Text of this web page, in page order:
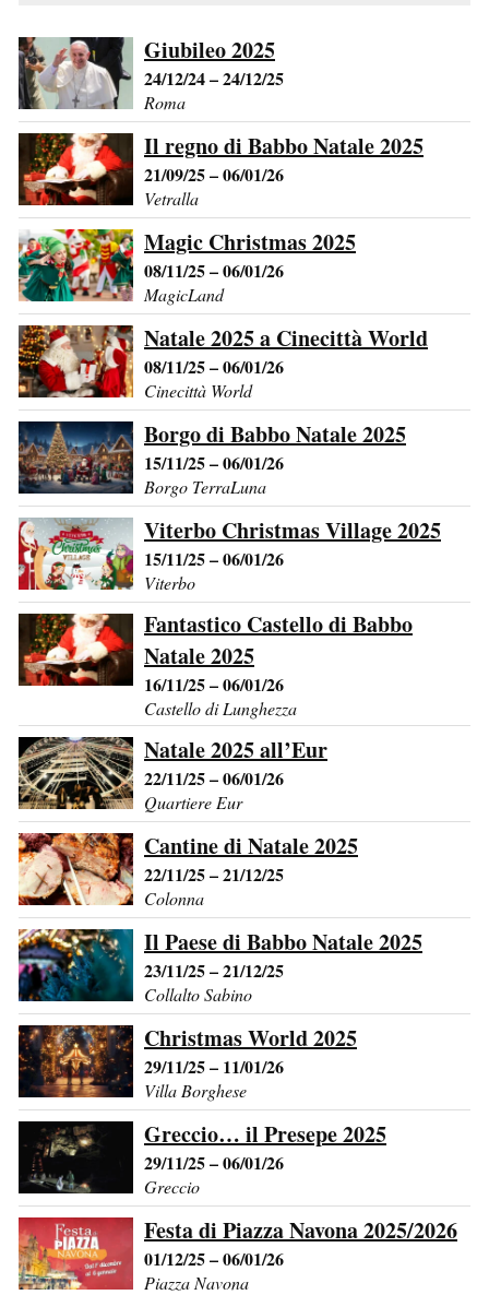
Giubileo 2025
24/12/24 – 24/12/25
Roma
Il regno di Babbo Natale 2025
21/09/25 – 06/01/26
Vetralla
Magic Christmas 2025
08/11/25 – 06/01/26
MagicLand
Natale 2025 a Cinecittà World
08/11/25 – 06/01/26
Cinecittà World
Borgo di Babbo Natale 2025
15/11/25 – 06/01/26
Borgo TerraLuna
Viterbo Christmas Village 2025
15/11/25 – 06/01/26
Viterbo
Fantastico Castello di Babbo
Natale 2025
16/11/25 – 06/01/26
Castello di Lunghezza
Natale 2025 all’Eur
22/11/25 – 06/01/26
Quartiere Eur
Cantine di Natale 2025
22/11/25 – 21/12/25
Colonna
Il Paese di Babbo Natale 2025
23/11/25 – 21/12/25
Collalto Sabino
Christmas World 2025
29/11/25 – 11/01/26
Villa Borghese
Greccio… il Presepe 2025
29/11/25 – 06/01/26
Greccio
Festa di Piazza Navona 2025/2026
01/12/25 – 06/01/26
Piazza Navona